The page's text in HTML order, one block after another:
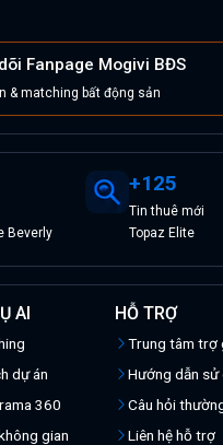
Fanpage Mogivi BĐS
& matching bất động sản
Beverly
+125
Tinthuêmới
Topaz Elite
AI
dự án
360
gian
HỖ TRỢ
Trung tâm trợ
Hướng dẫn sử
Câu hỏi
Liên hệ hỗ trợ